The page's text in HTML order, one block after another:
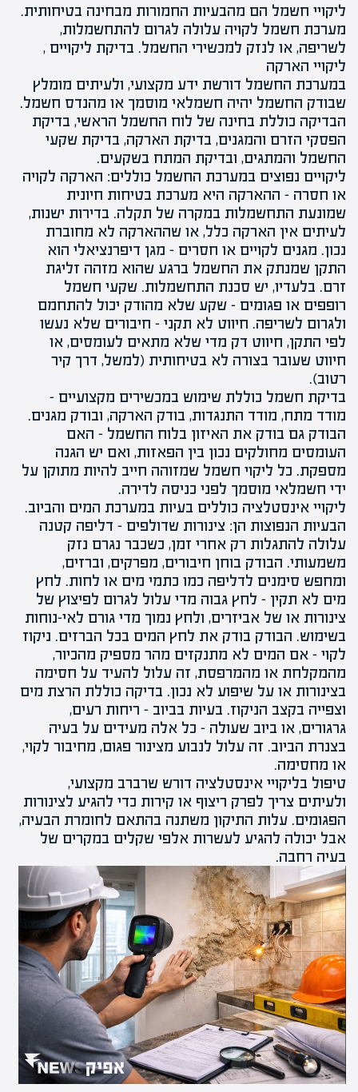
ליקויי חשמל הם מהבעיות החמורות מבחינה בטיחותית.
מערכת חשמל לקויה עלולה לגרום להתחשמלות,
לשריפה, או לנזק למכשירי החשמל. בדיקת ליקויים ,
ליקויי הארקה
במערכת החשמל דורשת ידע מקצועי, ולעיתים מומלץ
שבודק החשמל יהיה חשמלאי מוסמך או מהנדס חשמל.
הבדיקה כוללת בחינה של לוח החשמל הראשי, בדיקת
הפסקי הזרם והמגנים, בדיקת הארקה, בדיקת שקעי
החשמל והמתגים, ובדיקת המתח בשקעים.
ליקויים נפוצים במערכת החשמל כוללים: הארקה לקויה
או חסרה – ההארקה היא מערכת בטיחות חיונית
שמונעת התחשמלות במקרה של תקלה. בדירות ישנות,
לעיתים אין הארקה כלל, או שההארקה לא מחוברת
נכון. מגנים לקויים או חסרים – מגן דיפרנציאלי הוא
התקן שמנתק את החשמל ברגע שהוא מזהה זליגת
זרם. בלעדיו, יש סכנת התחשמלות. שקעי חשמל
רופפים או פגומים – שקע שלא מהודק יכול להתחמם
ולגרום לשריפה. חיווט לא תקני – חיבורים שלא נעשו
לפי התקן, חיווט דק מדי שלא מתאים לעומסים, או
חיווט שעובר בצורה לא בטיחותית (למשל, דרך קיר
רטוב).
בדיקת חשמל כוללת שימוש במכשירים מקצועיים –
מודד מתח, מודד התנגדות, בודק הארקה, ובודק מגנים.
הבודק גם בודק את האיזון בלוח החשמל – האם
העומסים מחולקים נכון בין הפאזות, ואם יש הגנה
מספקת. כל ליקוי חשמל שמזוהה חייב להיות מתוקן על
ידי חשמלאי מוסמך לפני כניסה לדירה.
ליקויי אינסטלציה כוללים בעיות במערכת המים והביוב.
הבעיות הנפוצות הן: צינורות שדולפים – דליפה קטנה
עלולה להתגלות רק אחרי זמן, כשכבר נגרם נזק
משמעותי. הבודק בוחן חיבורים, מפרקים, וברזים,
ומחפש סימנים לדליפה כמו כתמי מים או לחות. לחץ
מים לא תקין – לחץ גבוה מדי עלול לגרום לפיצוץ של
צינורות או של אביזרים, ולחץ נמוך מדי גורם לאי-נוחות
בשימוש. הבודק בודק את לחץ המים בכל הברזים. ניקוז
לקוי – אם המים לא מתנקזים מהר מספיק מהכיור,
מהמקלחת או מהמרפסת, זה עלול להעיד על חסימה
בצינורות או על שיפוע לא נכון. בדיקה כוללת הרצת מים
וצפייה בקצב הניקוז. בעיות בביוב – ריחות רעים,
גרגורים, או ביוב שעולה – כל אלה מעידים על בעיה
בצנרת הביוב. זה עלול לנבוע מצינור פגום, מחיבור לקוי,
או מחסימה.
טיפול בליקויי אינסטלציה דורש שרברב מקצועי,
ולעיתים צריך לפרק ריצוף או קירות כדי להגיע לצינורות
הפגומים. עלות התיקון משתנה בהתאם לחומרת הבעיה,
אבל יכולה להגיע לעשרות אלפי שקלים במקרים של
בעיה רחבה.